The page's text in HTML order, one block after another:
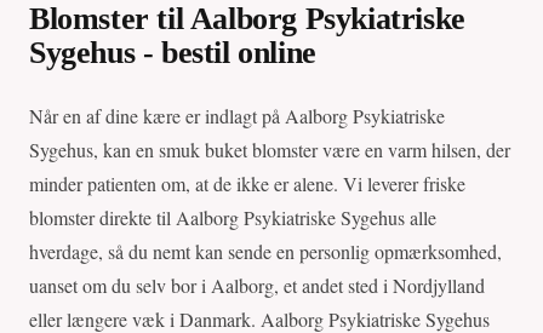
Blomster til Aalborg Psykiatriske
Sygehus - bestil online
Når en af dine kære er indlagt på Aalborg Psykiatriske
Sygehus, kan en smuk buket blomster være en varm hilsen, der
minder patienten om, at de ikke er alene. Vi leverer friske
blomster direkte til Aalborg Psykiatriske Sygehus alle
hverdage, så du nemt kan sende en personlig opmærksomhed,
uanset om du selv bor i Aalborg, et andet sted i Nordjylland
eller længere væk i Danmark. Aalborg Psykiatriske Sygehus